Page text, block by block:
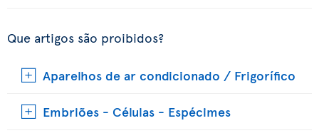
Que artigos são proibidos?
Aparelhos de ar condicionado / Frigorífico
Embriões - Células - Espécimes